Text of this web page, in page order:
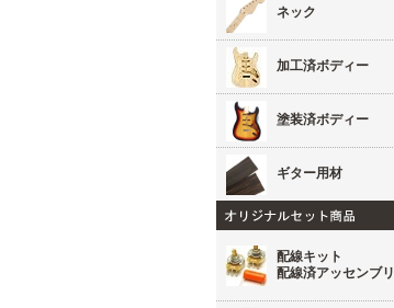
ネック
加工済ボディー
塗装済ボディー
ギター用材
配線キット
配線済アッセンブリ